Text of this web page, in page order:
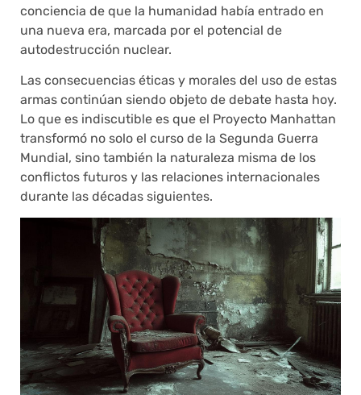
conciencia de que la humanidad había entrado en
una nueva era, marcada por el potencial de
autodestrucción nuclear.
Las consecuencias éticas y morales del uso de estas
armas continúan siendo objeto de debate hasta hoy.
Lo que es indiscutible es que el Proyecto Manhattan
transformó no solo el curso de la Segunda Guerra
Mundial, sino también la naturaleza misma de los
conflictos futuros y las relaciones internacionales
durante las décadas siguientes.